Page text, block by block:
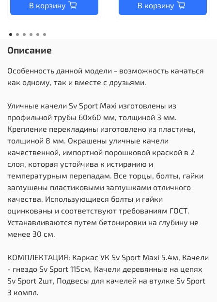
В корзину В корзину
Описание
Особенность данной модели - возможность качаться
как одному, так и вместе с друзьями.
Уличные качели Sv Sport Maxi изготовлены из
профильной трубы 60х60 мм, толщиной 3 мм.
Крепление перекладины изготовлено из пластины,
толщиной 8 мм. Окрашены уличные качели
качественной, импортной порошковой краской в 2
слоя, которая устойчива к истиранию и
температурным перепадам. Все торцы, болты, гайки
заглушены пластиковыми заглушками отличного
качества. Использующиеся болты и гайки
оцинкованы и соответствуют требованиям ГОСТ.
Устанавливаются путем бетонировки на глубину не
менее 30 см.
КОМПЛЕКТАЦИЯ: Каркас УК Sv Sport Maxi 5.4м, Качели
- гнездо Sv Sport 115см, Качели деревянные на цепях
Sv Sport 2шт, Подвесы для качелей на втулке Sv Sport
3 компл.